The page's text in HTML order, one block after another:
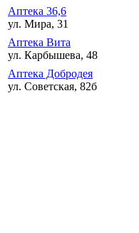
Аптека 36,6
ул. Мира, 31
Аптека Вита
ул. Карбышева, 48
Аптека Добродея
ул. Советская, 82б